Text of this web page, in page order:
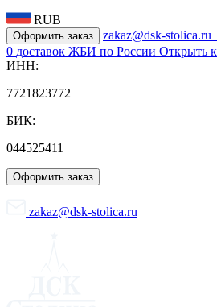
RUB
Оформить заказ zakaz@dsk-stolica.ru
0 доставок ЖБИ по России Открыть
ИНН:
7721823772
БИК:
044525411
Оформить заказ
zakaz@dsk-stolica.ru